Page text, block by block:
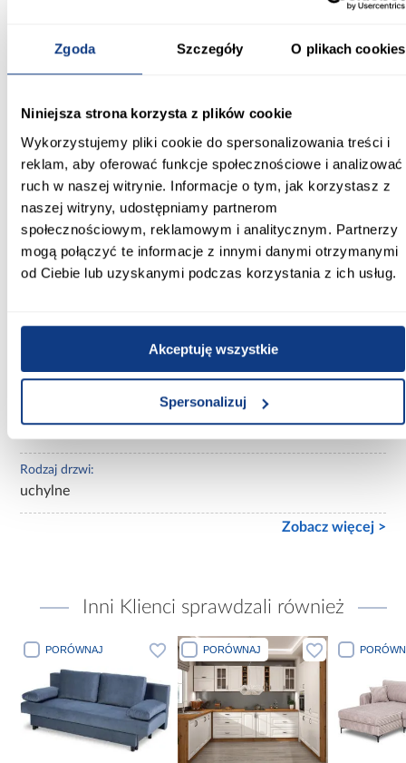
Zgoda Szczegóły O plikach cookies
Niniejsza strona korzysta z plików cookie
Wykorzystujemy pliki cookie do spersonalizowania treści i
reklam, aby oferować funkcje społecznościowe i analizować
ruch w naszej witrynie. Informacje o tym, jak korzystasz z
naszej witryny, udostępniamy partnerom
społecznościowym, reklamowym i analitycznym. Partnerzy
mogą połączyć te informacje z innymi danymi otrzymanymi
od Ciebie lub uzyskanymi podczas korzystania z ich usług.
Akceptuję wszystkie
Spersonalizuj
Wysokość [cm]:
192.00
Wybarwienie:
Kolor korpusu:
cashmere
Kolor frontów:
cashmere
2-szuflady
Rodzaj drzwi:
uchylne
Zobacz więcej >
Inni Klienci sprawdzali również
PORÓWNAJ PORÓWNAJ